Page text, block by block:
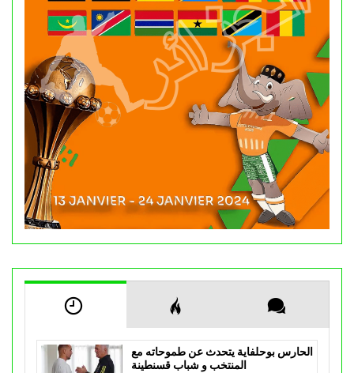
الحارس بوحلفاية يتحدث عن طموحاته مع
المنتخب و شباب قسنطينة